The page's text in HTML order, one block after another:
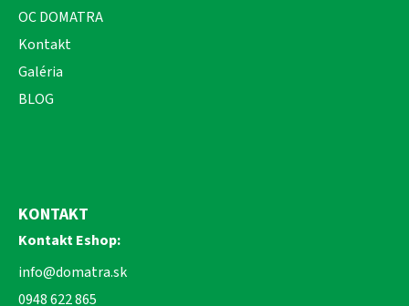
OC DOMATRA
Kontakt
Galéria
BLOG
KONTAKT
Kontakt Eshop:
info@domatra.sk
0948 622 865